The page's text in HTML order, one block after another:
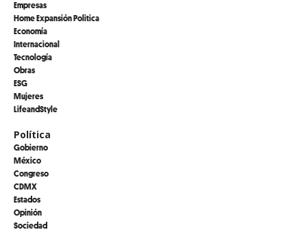
Empresas
Home Expansión Politica
Economía
Internacional
Tecnología
Obras
ESG
Mujeres
LifeandStyle
Política
Gobierno
México
Congreso
CDMX
Estados
Opinión
Sociedad